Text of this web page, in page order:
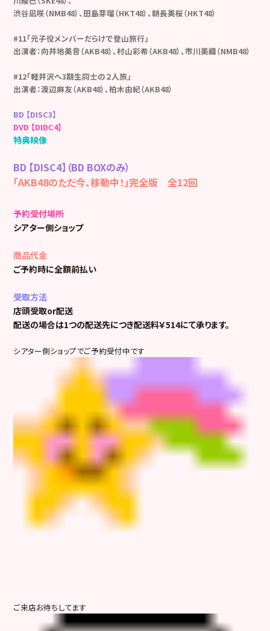
渋谷凪咲（NMB48）、田島芽瑠（HKT48）、朝長美桜（HKT48）
#11「元子役メンバーだらけで登山旅行」
出演者：向井地美音（AKB48）、村山彩希（AKB48）、市川美織（NMB48）
#12「軽井沢へ3期生同士の２人旅」
出演者：渡辺麻友（AKB48）、柏木由紀（AKB48）
BD 【DISC3】
DVD 【DIDC4】
特典映像
BD 【DISC4】（BD BOXのみ）
「AKB48のただ今、移動中！」完全版 全12回
予約受付場所
シアター側ショップ
商品代金
ご予約時に全額前払い
受取方法
店頭受取or配送
配送の場合は1つの配送先につき配送料￥514にて承ります。
シアター側ショップでご予約受付中です
ご来店お待ちしてます